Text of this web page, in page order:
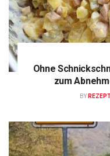
Ohne
zum
BY